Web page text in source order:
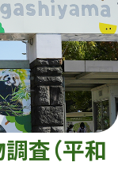
MAP イベント
案内
植物園
ン
東山動植物園
への支援
査（平和